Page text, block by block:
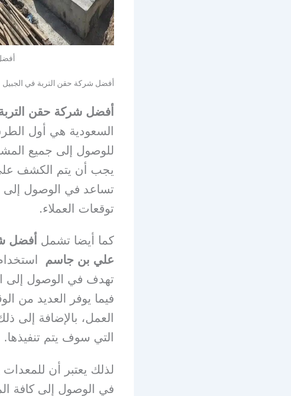
أفضل شركة حقن التربة في الجبيل
أفضل شركة حقن
السعودية هي أول
للوصول إلى جميع
يجب أن يتم الكشف على
تساعد في الوصول إلى
توقعات العملاء.
كما أيضا تشمل أفضل
علي بن جاسم
تهدف في الوصول إلى
فيما يوفر العديد من
العمل، بالإضافة إلى
التي سوف يتم تنفيذها.
لذلك يعتبر أن للمعدات
في الوصول إلى كافة